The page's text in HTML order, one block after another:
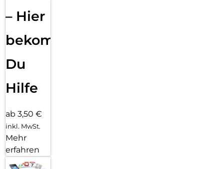
– Hier
bekommst
Du
Hilfe
ab 3,50 €
inkl. MwSt.
Mehr
erfahren